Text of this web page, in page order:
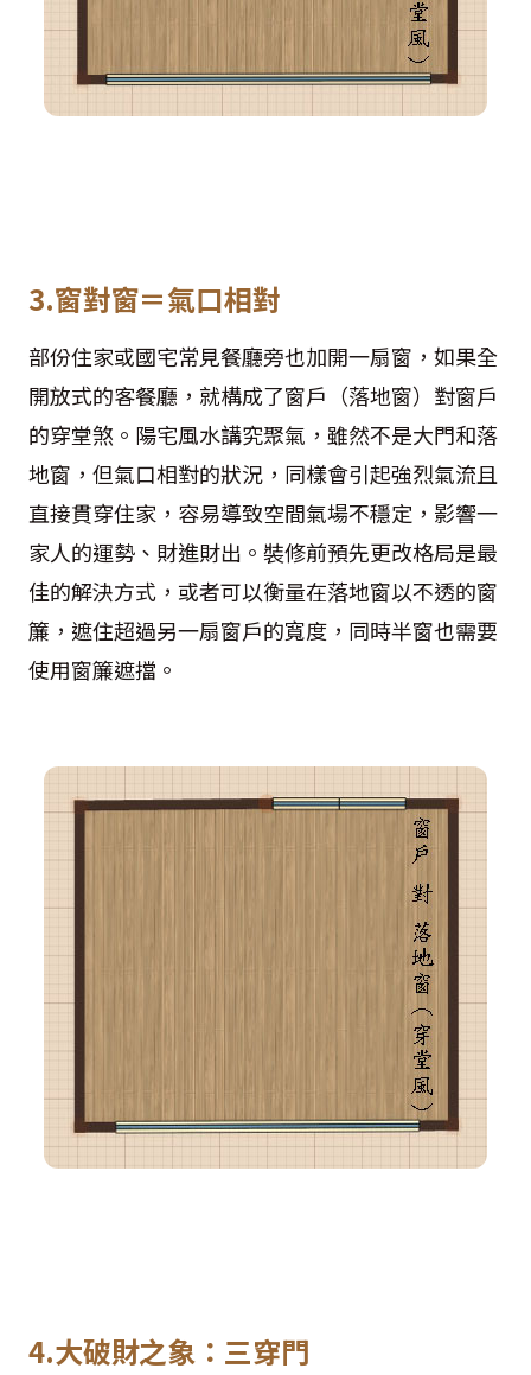
3.窗對窗＝氣口相對
部份住家或國宅常見餐廳旁也加開一扇窗，如果全
開放式的客餐廳，就構成了窗戶（落地窗）對窗戶
的穿堂煞。陽宅風水講究聚氣，雖然不是大門和落
地窗，但氣口相對的狀況，同樣會引起強烈氣流且
直接貫穿住家，容易導致空間氣場不穩定，影響一
家人的運勢、財進財出。裝修前預先更改格局是最
佳的解決方式，或者可以衡量在落地窗以不透的窗
簾，遮住超過另一扇窗戶的寬度，同時半窗也需要
使用窗簾遮擋。
4.大破財之象：三穿門